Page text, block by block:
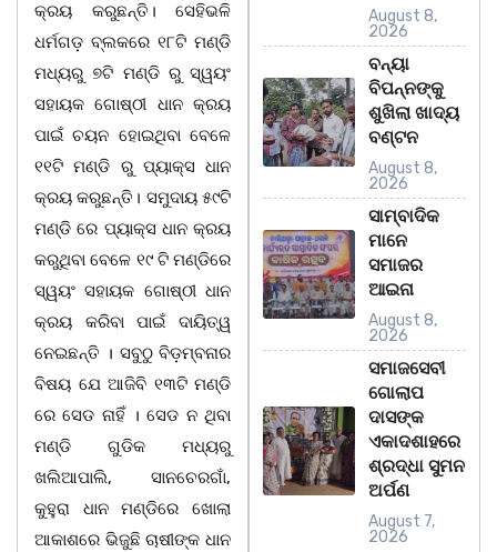
କ୍ରୟ କରୁଛନ୍ତି। ସେହିଭଳି
ଧର୍ମଗଡ଼ ବ୍ଲକରେ ୧୮ଟି ମଣ୍ଡି
ମଧ୍ୟରୁ ୭ଟି ମଣ୍ଡି ରୁ ସ୍ୱୟଂ
ସହାୟକ ଗୋଷ୍ଠୀ ଧାନ କ୍ରୟ
ପାଇଁ ଚୟନ ହୋଇଥିବା ବେଳେ
୧୧ଟି ମଣ୍ଡି ରୁ ପ୍ୟାକ୍ସ ଧାନ
କ୍ରୟ କରୁଛନ୍ତି। ସମୁଦାୟ ୫୯ଟି
ମଣ୍ଡି ରେ ପ୍ୟାକ୍ସ ଧାନ କ୍ରୟ
କରୁଥିବା ବେଳେ ୧୯ ଟି ମଣ୍ଡିରେ
ସ୍ୱୟଂ ସହାୟକ ଗୋଷ୍ଠୀ ଧାନ
କ୍ରୟ କରିବା ପାଇଁ ଦାୟିତ୍ୱ
ନେଇଛନ୍ତି । ସବୁଠୁ ବିଡ଼ମ୍ବନାର
ବିଷୟ ଯେ ଆଜିବି ୧୩ଟି ମଣ୍ଡି
ରେ ସେଡ ନାହିଁ । ସେଡ ନ ଥିବା
ମଣ୍ଡି ଗୁଡିକ ମଧ୍ୟରୁ
ଖଲିଆପାଲି, ସାନଚେରଗାଁ,
କୁହୁରା ଧାନ ମଣ୍ଡିରେ ଖୋଲା
ଆକାଶରେ ଭିଜୁଛି ଚାଷୀଙ୍କ ଧାନ
August 8,
2026
ବନ୍ୟା
ବିପନ୍ନଙ୍କୁ
ଶୁଖିଲା ଖାଦ୍ୟ
ବଣ୍ଟନ
August 8,
2026
ସାମ୍ବାଦିକ
ମାନେ
ସମାଜର
ଆଇନା
August 8,
2026
ସମାଜସେବୀ
ଗୋଲାପ
ଦାସଙ୍କ
ଏକାଦଶାହରେ
ଶ୍ରଦ୍ଧା ସୁମନ
ଅର୍ପଣ
August 7,
2026